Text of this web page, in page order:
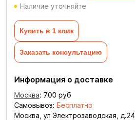
Наличие уточняйте
Купить в 1 клик
Заказать консультацию
Информация о доставке
Москва: 700 руб
Самовывоз: Бесплатно
Москва, ул Электрозаводская, д.24